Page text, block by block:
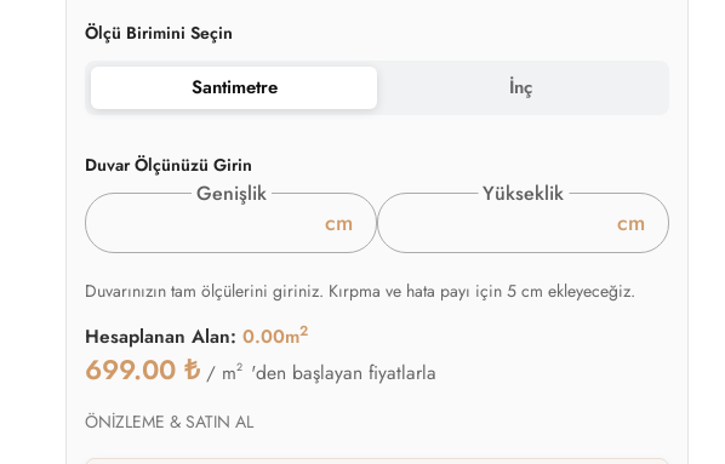
Ölçü Birimini Seçin
Santimetre İnç
Duvar Ölçünüzü Girin
Genişlik
cm
Yükseklik
cm
Duvarınızın tam ölçülerini giriniz. Kırpma ve hata payı için 5 cm ekleyeceğiz.
Hesaplanan Alan:0.00m2
699.00₺ / m2 'den başlayan fiyatlarla
ÖNİZLEME & SATIN AL